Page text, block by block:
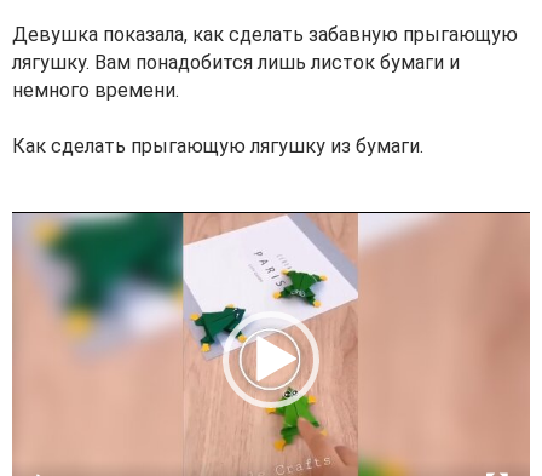
Девушка показала, как сделать забавную прыгающую
лягушку. Вам понадобится лишь листок бумаги и
немного времени.
Как сделать прыгающую лягушку из бумаги.